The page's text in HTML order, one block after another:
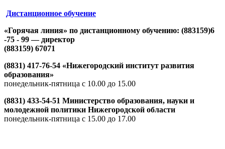
Дистанционное обучение
«Горячая линия» по дистанционному обучению: (883159)6
-75 - 99 — директор
(883159) 67071
(8831) 417-76-54 «Нижегородский институт развития
образования»
понедельник-пятница с 10.00 до 15.00
(8831) 433-54-51 Министерство образования, науки и
молодежной политики Нижегородской области
понедельник-пятница с 15.00 до 17.00